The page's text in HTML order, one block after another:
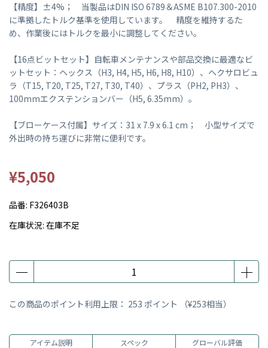
【精度】±4%； 当製品はDIN ISO 6789＆ASME B107.300-2010
に準拠したトルク基準を使用しています。 精度を維持するた
め、作業後にはトルクを最小に調整してください。
【16点ビットセット】自転車メンテナンスや部品交換に最適なビ
ットセット：ヘックス（H3, H4, H5, H6, H8, H10）、ヘクサロビュ
ラ（T15, T20, T25, T27, T30, T40）、プラス（PH2, PH3）、
100mmエクステンションバー（H5, 6.35mm）。
【ブローケース付属】サイズ：31 x 7.9 x 6.1 cm； 小型サイズで
外出時の持ち運びに非常に便利です。
¥5,050
品番: F326403B
在庫状況: 在庫不足
この商品のポイント利用上限： 253 ポイント （¥253相当）
アイテム説明 スペック グローバル評価